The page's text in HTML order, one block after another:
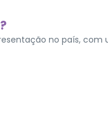
no país, com